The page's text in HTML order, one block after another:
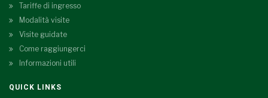
Tariffe di ingresso
Modalità visite
Visite guidate
Come raggiungerci
Informazioni utili
QUICK LINKS